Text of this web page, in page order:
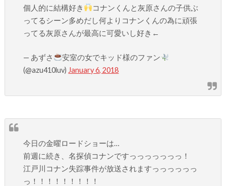
個人的に結構好き
コナンくんと灰原さんの子供ぶ
ってるシーン多めだし何よりコナンくんの為に頑張
ってる灰原さんが最高に可愛いし好き←
— あずさ
安室の女でキッド様のファン
(@azu410luv) January 6, 2018
今日の金曜ロードショーは…
前週に続き、名探偵コナンですっっっっっっっ！
江戸川コナン失踪事件が放送されますっっっっっっ
っ！！！！！！！！！